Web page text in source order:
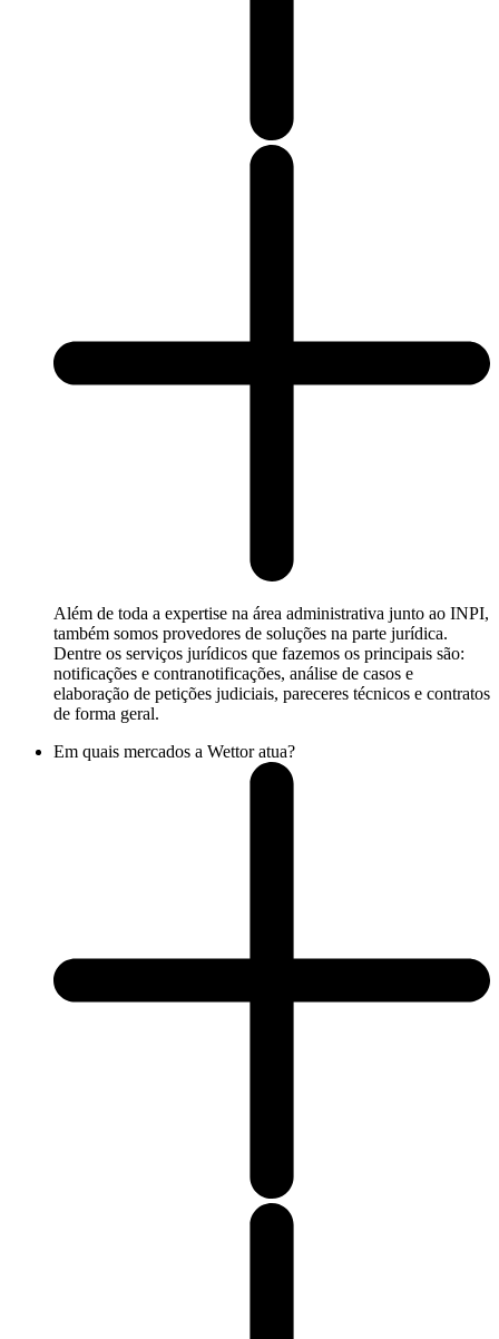
Além de toda a expertise na área administrativa junto ao INPI,
também somos provedores de soluções na parte jurídica.
Dentre os serviços jurídicos que fazemos os principais são:
notificações e contranotificações, análise de casos e
elaboração de petições judiciais, pareceres técnicos e contratos
de forma geral.
Em quais mercados a Wettor atua?